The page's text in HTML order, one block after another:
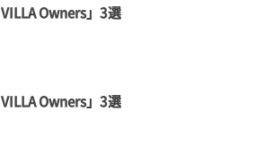
Owners」3選
Owners」3選